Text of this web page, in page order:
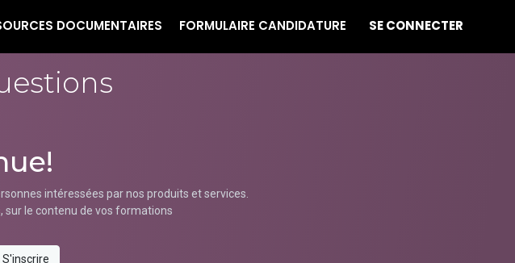
DOCUMENTAIRES FORMULAIRE CANDIDATURE SE CONNECTER
intéressées par nos produits et services.
sur le contenu de vos formations
S'inscrire